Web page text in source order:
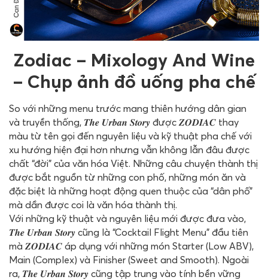
Zodiac – Mixology And Wine
– Chụp ảnh đồ uống pha chế
So với những menu trước mang thiên hướng dân gian
và truyền thống, 𝑻𝒉𝒆 𝑼𝒓𝒃𝒂𝒏 𝑺𝒕𝒐𝒓𝒚 được 𝒁𝑶𝑫𝑰𝑨𝑪 thay
màu từ tên gọi đến nguyên liệu và kỹ thuật pha chế với
xu hướng hiện đại hơn nhưng vẫn không lẫn đâu được
chất “đời” của văn hóa Việt. Những câu chuyện thành thị
được bắt nguồn từ những con phố, những món ăn và
đặc biệt là những hoạt động quen thuộc của “dân phố”
mà dần được coi là văn hóa thành thị.
Với những kỹ thuật và nguyên liệu mới được đưa vào,
𝑻𝒉𝒆 𝑼𝒓𝒃𝒂𝒏 𝑺𝒕𝒐𝒓𝒚 cũng là “Cocktail Flight Menu” đầu tiên
mà 𝒁𝑶𝑫𝑰𝑨𝑪 áp dụng với những món Starter (Low ABV),
Main (Complex) và Finisher (Sweet and Smooth). Ngoài
ra, 𝑻𝒉𝒆 𝑼𝒓𝒃𝒂𝒏 𝑺𝒕𝒐𝒓𝒚 cũng tập trung vào tính bền vững